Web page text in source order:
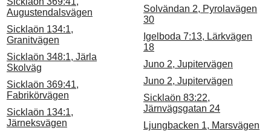
Augustendalsvägen
Sicklaön 134:1,
Granitvägen
Sicklaön 348:1, Järla
Skolväg
Sicklaön 369:41,
Fabrikörvägen
Sicklaön 134:1,
Järneksvägen
Solvändan 2, Pyrolavägen
30
Igelboda 7:13, Lärkvägen
18
Juno 2, Jupitervägen
Juno 2, Jupitervägen
Sicklaön 83:22,
Järnvägsgatan 24
Ljungbacken 1, Marsvägen